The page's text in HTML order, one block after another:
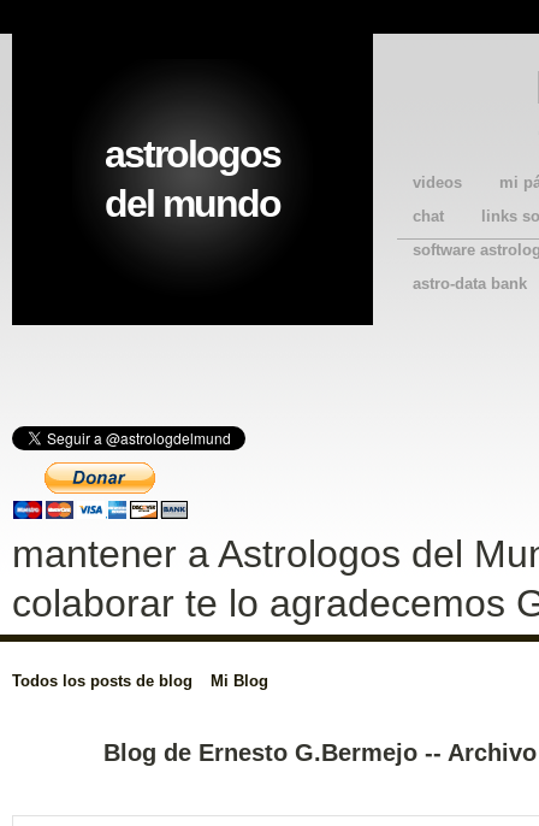
videos
mi
chat
links
software
astro-data bank
astrologos
del mundo
mantener a Astrologos del
colaborar te lo agradecemos
Todos los posts de blog Mi Blog
Blog de Ernesto G.Bermejo --